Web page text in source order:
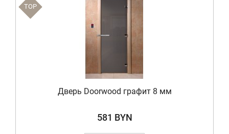
TOP
Дверь Doorwood графит 8 мм
581 BYN